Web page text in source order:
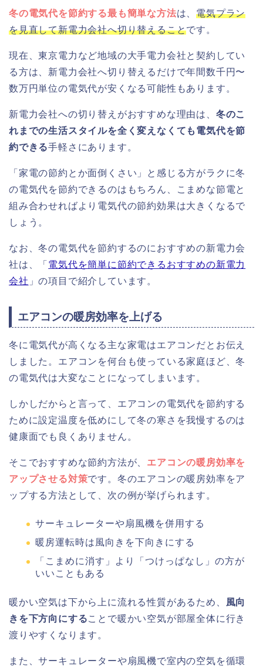
冬の電気代を節約する最も簡単な方法は、電気プラン
を見直して新電力会社へ切り替えることです。
現在、東京電力など地域の大手電力会社と契約してい
る方は、新電力会社へ切り替えるだけで年間数千円〜
数万円単位の電気代が安くなる可能性もあります。
新電力会社への切り替えがおすすめな理由は、 冬のこ
れまでの生活スタイルを全く変えなくても電気代を節
約できる手軽さにあります。
「家電の節約とか面倒くさい」と感じる方がラクに冬
の電気代を節約できるのはもちろん、こまめな節電と
組み合わせればより電気代の節約効果は大きくなるで
しょう。
なお、冬の電気代を節約するのにおすすめの新電力会
社は、「 電気代を簡単に節約できるおすすめの新電力
会社 」の項目で紹介しています。
エアコンの暖房効率を上げる
冬に電気代が高くなる主な家電はエアコンだとお伝え
しました。エアコンを何台も使っている家庭ほど、冬
の電気代は大変なことになってしまいます。
しかしだからと言って、エアコンの電気代を節約する
ために設定温度を低めにして冬の寒さを我慢するのは
健康面でも良くありません。
そこでおすすめな節約方法が、 エアコンの暖房効率を
アップさせる対策です。冬のエアコンの暖房効率をア
ップする方法として、次の例が挙げられます。
サーキュレーターや扇風機を併用する
暖房運転時は風向きを下向きにする
「こまめに消す」より「つけっぱなし」の方が
いいこともある
暖かい空気は下から上に流れる性質があるため、
風向
きを下方向にすることで暖かい空気が部屋全体に行き
渡りやすくなります。
また、サーキュレーターや扇風機で室内の空気を循環